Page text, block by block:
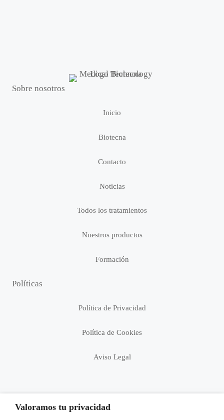
Sobre nosotros
Inicio
Biotecna
Contacto
Noticias
Todos los tratamientos
Nuestros productos
Formación
Políticas
Política de Privacidad
Política de Cookies
Aviso Legal
Valoramos tu privacidad